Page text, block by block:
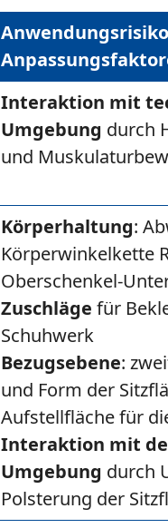
Interaktion mit
Umgebung durch
und
Körperhaltung:
Körperwinkelkette
Oberschenkel-
Zuschläge für
Schuhwerk
Bezugsebene:
und Form der
Aufstellfläche für
Interaktion mit
Umgebung durch
Polsterung der